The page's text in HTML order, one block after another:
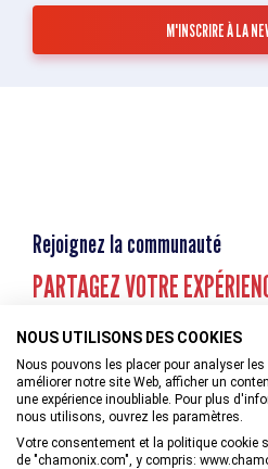
Rejoignez la communauté
PARTAGEZ VOTRE
NOUS UTILISONS DES COOKIES
Nous pouvons les placer pour analyser
améliorer notre site Web, afficher un
une expérience inoubliable. Pour plus
nous utilisons, ouvrez les paramètres.
Votre consentement et la politique cookie
de "chamonix.com", y compris: